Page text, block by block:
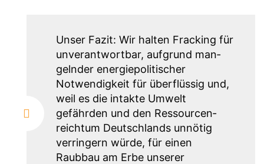
Unser Fazit: Wir halten Fracking für
unverantwortbar, auf­grund man­
gelnder energiepolitischer
Notwendigkeit für über­flüssig und,
weil es die intakte Um­welt
gefährden und den Ressourcen­
reichtum Deutschlands unnötig
verringern würde, für einen
Raubbau am Erbe unserer